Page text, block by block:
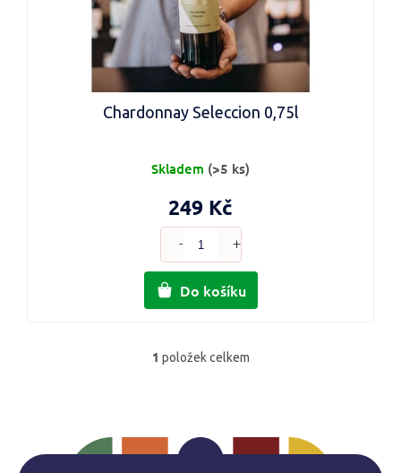
Chardonnay Seleccion 0,75l
249 Kč
Do košíku
Skladem (>5 ks)
O
1 položek celkem